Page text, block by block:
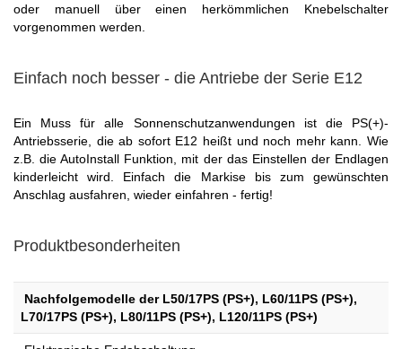
oder manuell über einen herkömmlichen Knebelschalter
vorgenommen werden.
Einfach noch besser - die Antriebe der Serie E12
Ein Muss für alle Sonnenschutzanwendungen ist die PS(+)-
Antriebsserie, die ab sofort E12 heißt und noch mehr kann. Wie
z.B. die AutoInstall Funktion, mit der das Einstellen der Endlagen
kinderleicht wird. Einfach die Markise bis zum gewünschten
Anschlag ausfahren, wieder einfahren - fertig!
Produktbesonderheiten
Nachfolgemodelle der L50/17PS (PS+), L60/11PS (PS+),
L70/17PS (PS+), L80/11PS (PS+), L120/11PS (PS+)